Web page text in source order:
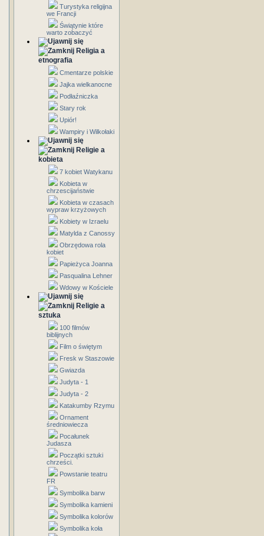
Turystyka religijna
we Francji
Świątynie które
warto zobaczyć
Religia a
etnografia
Cmentarze polskie
Jajka wielkanocne
Podłaźniczka
Stary rok
Upiór!
Wampiry i Wilkołaki
Religie a
kobieta
7 kobiet Watykanu
Kobieta w
chrzescijaństwie
Kobieta w czasach
wypraw krzyżowych
Kobiety w Izraelu
Matylda z Canossy
Obrzędowa rola
kobiet
Papieżyca Joanna
Pasqualina Lehner
Wdowy w Kościele
Religie a
sztuka
100 filmów
biblijnych
Film o świętym
Fresk w Staszowie
Gwiazda
Judyta - 1
Judyta - 2
Katakumby Rzymu
Ornament
średniowiecza
Pocałunek
Judasza
Początki sztuki
chrześci.
Powstanie teatru
FR
Symbolika barw
Symbolika kamieni
Symbolika kolorów
Symbolika koła